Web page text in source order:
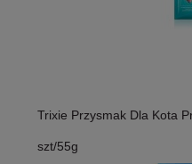
Trixie Przysmak Dla Kota
szt/55g